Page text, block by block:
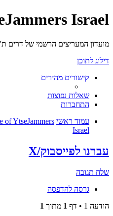
Israel
מועדון המעריצים הרשמי של דרים
דילוג לתוכן
קישורים מהירים
שאלות נפוצות
התחברות
עמוד ראשי of YtseJammers
Israel
עברנו לפייסבוק/X
שלח תגובה
גרסה להדפסה
הודעה 1 • דף
1 מתוך 1